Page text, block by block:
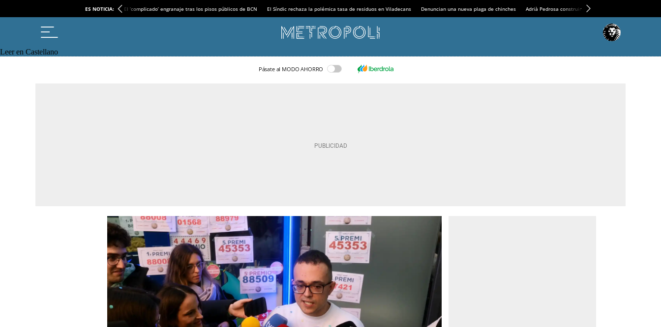
ES NOTICIA: El ‘complicado’ engranaje tras los pisos públicos de BCN El Síndic rechaza la polémica tasa de residuos en Viladecans Denuncian una nueva plaga de chinches Adrià Pedrosa construirá la nueva residencia en el
Leer en Castellano
Pásate al MODO AHORRO